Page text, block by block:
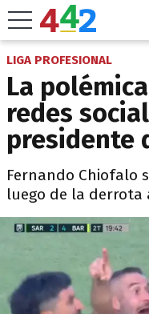
LIGA PROFESIONAL
La
redes
presidente
Fernando Chiofalo
luego de la derrota